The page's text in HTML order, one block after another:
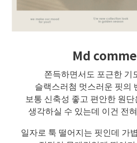
Md
쫀득하면서도 포근한 기
슬랙스러첨 멋스러운 핏의
보통 신축성 좋고 편안한 원
생각하실 수 있는데 이건 전
일자로 툭 떨어지는 핏인데 가